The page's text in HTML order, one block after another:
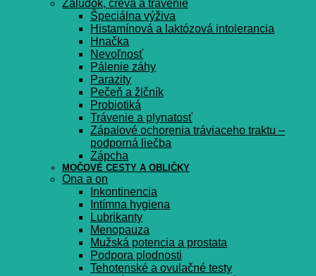
Žalúdok, črevá a trávenie
Špeciálna výživa
Histamínová a laktózová intolerancia
Hnačka
Nevoľnosť
Pálenie záhy
Parazity
Pečeň a žlčník
Probiotiká
Trávenie a plynatosť
Zápalové ochorenia tráviaceho traktu –
podporná liečba
Zápcha
MOČOVÉ CESTY A OBLIČKY
Ona a on
Inkontinencia
Intímna hygiena
Lubrikanty
Menopauza
Mužská potencia a prostata
Podpora plodnosti
Tehotenské a ovulačné testy